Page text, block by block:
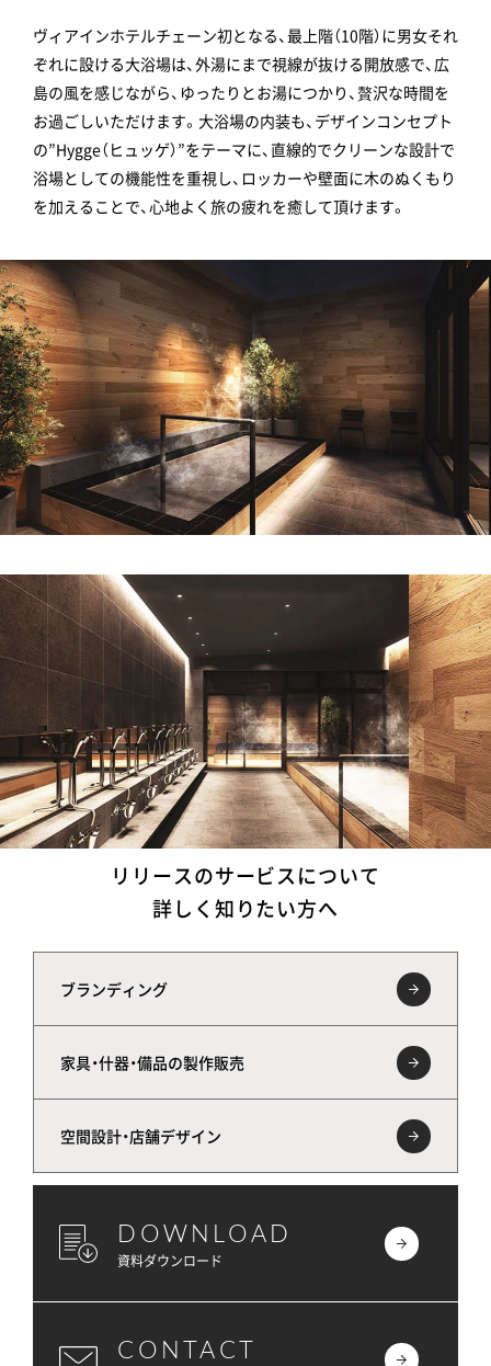
ヴィアインホテルチェーン初となる、最上階（10階）に男女それ
ぞれに設ける大浴場は、外湯にまで視線が抜ける開放感で、広
島の風を感じながら、ゆったりとお湯につかり、贅沢な時間を
お過ごしいただけます。大浴場の内装も、デザインコンセプト
の”Hygge（ヒュッゲ）”をテーマに、直線的でクリーンな設計で
浴場としての機能性を重視し、ロッカーや壁面に木のぬくもり
を加えることで、心地よく旅の疲れを癒して頂けます。
リリースのサービスについて
詳しく知りたい方へ
ブランディング
家具・什器・備品の製作販売
空間設計・店舗デザイン
DOWNLOAD
資料ダウンロード
CONTACT